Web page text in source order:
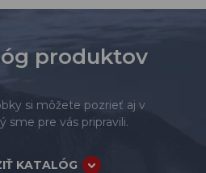
produktov
si môžete pozrieť aj v
sme pre vás pripravili.
KATALÓG